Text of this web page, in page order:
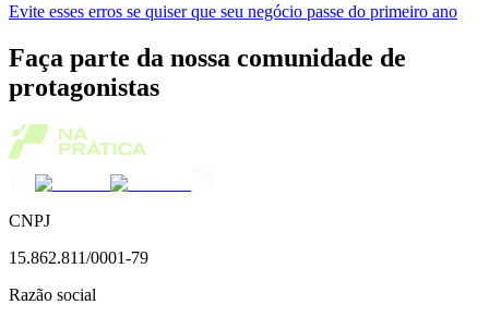
Evite esses erros se quiser que seu negócio passe do primeiro ano
Faça parte da nossa comunidade de
protagonistas
CNPJ
15.862.811/0001-79
Razão social